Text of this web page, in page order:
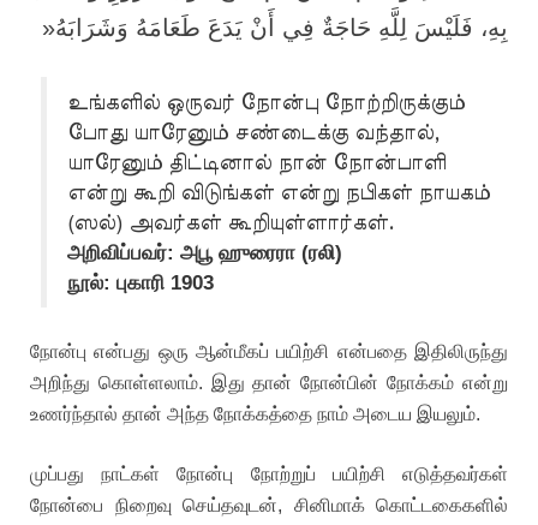
بِهِ، فَلَيْسَ لِلَّهِ حَاجَةٌ فِي أَنْ يَدَعَ طَعَامَهُ وَشَرَابَهُ»
உங்களில் ஒருவர் நோன்பு நோற்றிருக்கும்
போது யாரேனும் சண்டைக்கு வந்தால்,
யாரேனும் திட்டினால் நான் நோன்பாளி
என்று கூறி விடுங்கள் என்று நபிகள் நாயகம்
(ஸல்) அவர்கள் கூறியுள்ளார்கள்.
அறிவிப்பவர்: அபூ ஹுரைரா (ரலி)
நூல்: புகாரி 1903
நோன்பு என்பது ஒரு ஆன்மீகப் பயிற்சி என்பதை இதிலிருந்து
அறிந்து கொள்ளலாம். இது தான் நோன்பின் நோக்கம் என்று
உணர்ந்தால் தான் அந்த நோக்கத்தை நாம் அடைய இயலும்.
முப்பது நாட்கள் நோன்பு நோற்றுப் பயிற்சி எடுத்தவர்கள்
நோன்பை நிறைவு செய்தவுடன், சினிமாக் கொட்டகைகளில்